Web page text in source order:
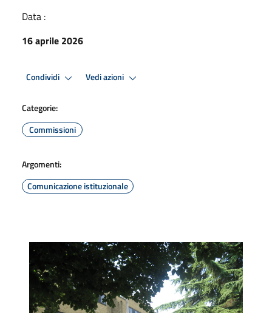
Data :
16 aprile 2026
Condividi Vedi azioni
Categorie:
Commissioni
Argomenti:
Comunicazione istituzionale